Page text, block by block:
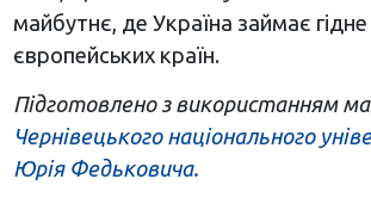
майбутнє, де Україна займає
європейських країн.
Підготовлено з використанням
Чернівецького національного
Юрія Федьковича.